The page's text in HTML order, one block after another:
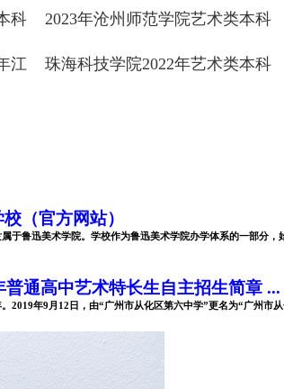
科
2023年沧州师范学院艺术类本科
江
珠海科技学院2022年艺术类本科
（官方网站）
于鲁迅美术学院。学校作为鲁迅美术学院办学体系的一部分，
通高中艺术特长生自主招生简章 ...
2019年9月12日，由“广州市从化区第六中学”更名为“广州市